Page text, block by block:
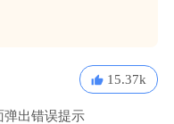
15.37k
弹出错误提示